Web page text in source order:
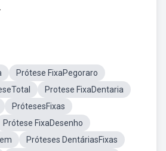
Prótese FixaPegoraro
Protese FixaDentaria
PrótesesFixas
Prótese FixaDesenho
Próteses DentáriasFixas